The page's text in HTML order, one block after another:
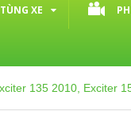
XE
135 2010, Exciter